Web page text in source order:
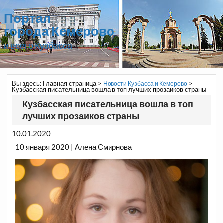
Портал
города Кемерово
и всего Кузбасса
Вы здесь: Главная страница> Новости Кузбасса и Кемерово>
Кузбасская писательница вошла в топ лучших прозаиков страны
Кузбасская писательница вошла в топ
лучших прозаиков страны
10.01.2020
10 января 2020 | Алена Смирнова